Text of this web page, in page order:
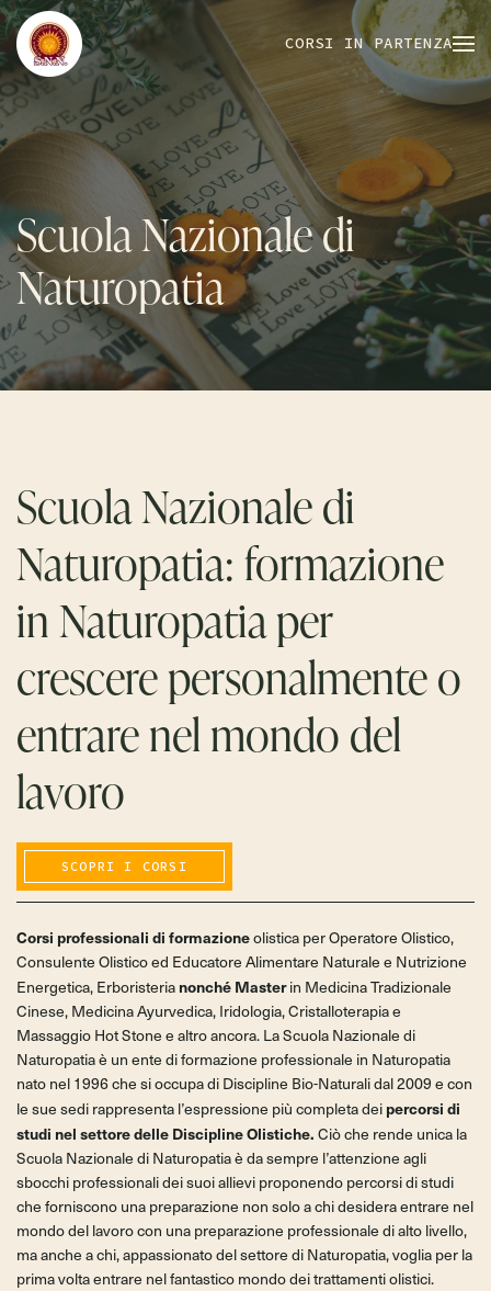
CORSI IN PARTENZA
Scuola Nazionale di
Naturopatia
Scuola Nazionale di
Naturopatia: formazione
in Naturopatia per
crescere personalmente o
entrare nel mondo del
lavoro
SCOPRI I CORSI
Corsi professionali di formazioneolistica per Operatore Olistico,
Consulente Olistico ed Educatore Alimentare Naturale e Nutrizione
Energetica, Erboristeria nonché Masterin Medicina Tradizionale
Cinese, Medicina Ayurvedica, Iridologia, Cristalloterapia e
Massaggio Hot Stone e altro ancora. La Scuola Nazionale di
Naturopatia è un ente di formazione professionale in Naturopatia
nato nel 1996 che si occupa di Discipline Bio-Naturali dal 2009 e con
le sue sedi rappresenta l’espressione più completa dei percorsi di
studi nel settore delle Discipline Olistiche. Ciò che rende unica la
Scuola Nazionale di Naturopatia è da sempre l’attenzione agli
sbocchi professionali dei suoi allievi proponendo percorsi di studi
che forniscono una preparazione non solo a chi desidera entrare nel
mondo del lavoro con una preparazione professionale di alto livello,
ma anche a chi, appassionato del settore di Naturopatia, voglia per la
prima volta entrare nel fantastico mondo dei trattamenti olistici.